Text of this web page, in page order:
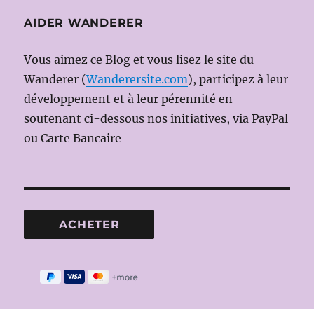
AIDER WANDERER
Vous aimez ce Blog et vous lisez le site du
Wanderer (Wanderersite.com), participez à leur
développement et à leur pérennité en
soutenant ci-dessous nos initiatives, via PayPal
ou Carte Bancaire